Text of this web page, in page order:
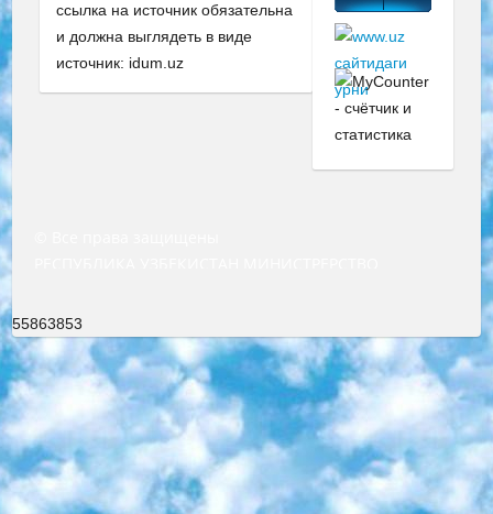
ссылка на источник обязательна
и должна выглядеть в виде
источник: idum.uz
55863853